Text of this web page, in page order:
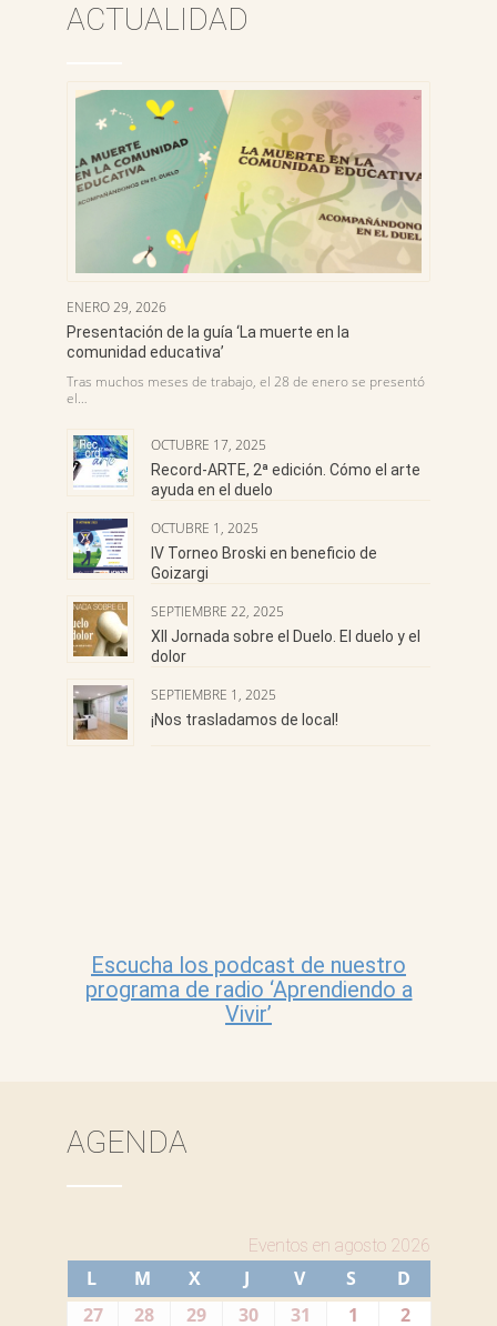
ACTUALIDAD
ENERO 29, 2026
Presentación de la guía ‘La muerte en la
comunidad educativa’
Tras muchos meses de trabajo, el 28 de enero se presentó
el…
OCTUBRE 17, 2025
Record-ARTE, 2ª edición. Cómo el arte
ayuda en el duelo
OCTUBRE 1, 2025
IV Torneo Broski en beneficio de
Goizargi
SEPTIEMBRE 22, 2025
XII Jornada sobre el Duelo. El duelo y el
dolor
SEPTIEMBRE 1, 2025
¡Nos trasladamos de local!
Escucha los podcast de nuestro
programa de radio ‘Aprendiendo a
Vivir’
AGENDA
Eventos en agosto 2026
L LUNES
M MARTES
X MIÉRCOLES
J JUEVES
V VIERNES
S SÁBADO
D
2727
28 29 30 31 1 22